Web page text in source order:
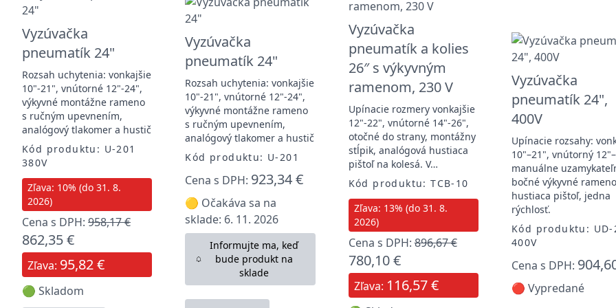
Vyzúvačka
pneumatík 24"
Rozsah uchytenia: vonkajšie
10"-21", vnútorné 12"-24",
výkyvné montážne rameno
s ručným upevnením,
analógový tlakomer a hustič
Kód produktu: U-201
380V
Zľava: 10% (do 31. 8.
2026)
Cena s DPH: 958,17 €
862,35 €
Zľava: 95,82 €
🟢 Skladom
Vyzúvačka
pneumatík 24"
Rozsah uchytenia: vonkajšie
10"-21", vnútorné 12"-24",
výkyvné montážne rameno
s ručným upevnením,
analógový tlakomer a hustič
Kód produktu: U-201
Cena s DPH: 923,34 €
🟡 Očakáva sa na
sklade: 6. 11. 2026
Informujte ma, keď
bude produkt na
sklade
Vyzúvačka
pneumatík a kolies
26″ s výkyvným
ramenom, 230 V
Upínacie rozmery vonkajšie
12"-22", vnútorné 14"-26",
otočné do strany, montážny
stĺpik, analógová hustiaca
pištoľ na kolesá. V…
Kód produktu: TCB-10
Zľava: 13% (do 31. 8.
2026)
Cena s DPH:896,67 €
780,10 €
Zľava: 116,57 €
Vyzúvačka
pneumatík 24",
400V
Upínacie rozsahy:
10"–21", vnútorný
manuálne
bočné výkyvné
hustiaca pištoľ, jedna
rýchlosť.
Kód produktu: UD-
400V
Cena s DPH:
🔴 Vypredané